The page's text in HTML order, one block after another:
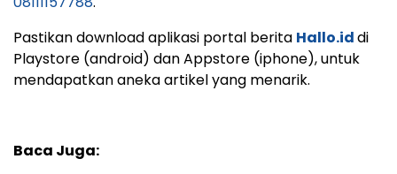
Pastikan download aplikasi portal berita Hallo.iddi
Playstore (android) dan Appstore (iphone), untuk
mendapatkan aneka artikel yang menarik.
Baca Juga: